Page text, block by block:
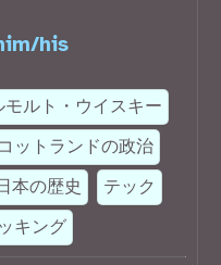
/his
モルト・ウイスキー
ットランドの政治
本の歴史
テック
キング